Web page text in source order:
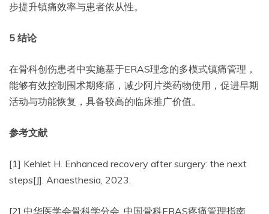
步提升镇痛效率与患者依从性。
5 结论
在骨科创伤患者中实施基于ERAS理念的多模式镇痛管理，
能够有效控制围术期疼痛，减少阿片类药物使用，促进早期
活动与功能恢复，具备较高的临床推广价值。
参考文献
[1] Kehlet H. Enhanced recovery after surgery: the next
steps[J]. Anaesthesia, 2023.
[2] 中华医学会骨科学分会. 中国骨科ERAS疼痛管理指南